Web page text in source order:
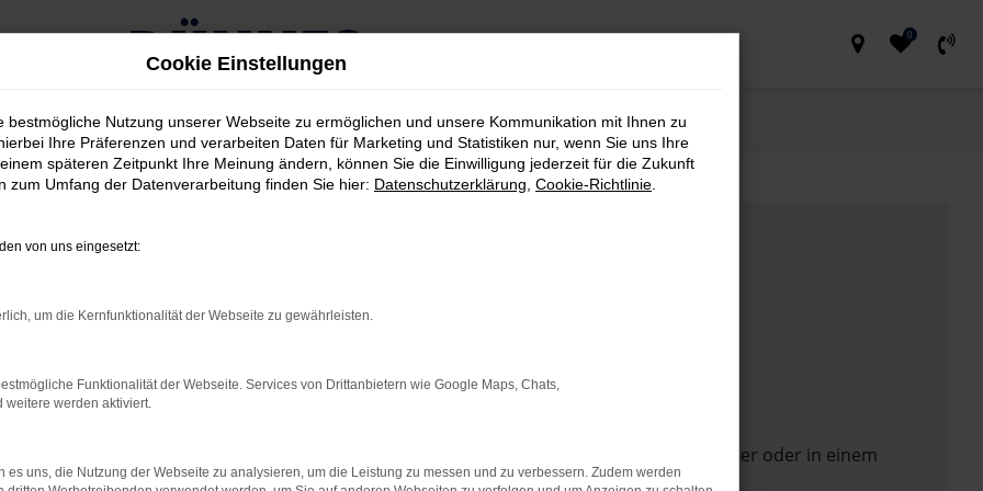
0
das Laden bestimmter Seiten verhindern. Funktioniert die Seite in einem anderen Browser oder in einem
Cookie Einstellungen
bestmögliche Nutzung unserer Webseite zu ermöglichen und unsere Kommunikation mit Ihnen zu
Ihre Präferenzen und verarbeiten Daten für Marketing und Statistiken nur, wenn Sie uns Ihre
späteren Zeitpunkt Ihre Meinung ändern, können Sie die Einwilligung jederzeit für die Zukunft
zum Umfang der Datenverarbeitung finden Sie hier: Datenschutzerklärung Cookie-Richtlinie
von uns eingesetzt:
um die Kernfunktionalität der Webseite zu gewährleisten.
Funktionalität der Webseite. Services von Drittanbietern wie Google Maps, Chats,
weitere werden aktiviert.
es uns, die Nutzung der Webseite zu analysieren, um die Leistung zu messen und zu verbessern. Zudem werden